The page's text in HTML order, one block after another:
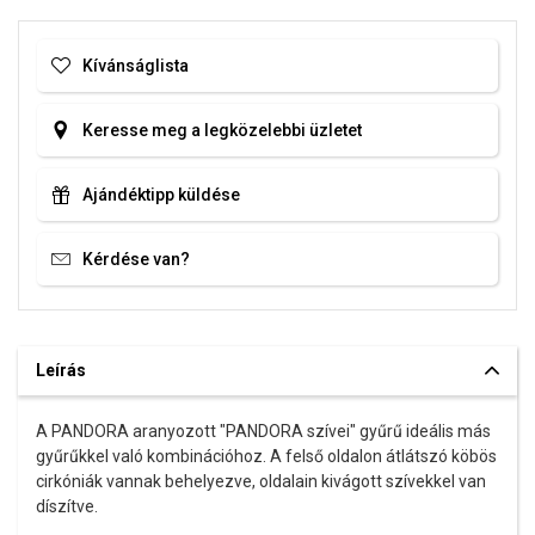
Kívánságlista
Keresse meg a legközelebbi üzletet
Ajándéktipp küldése
Kérdése van?
Leírás
A PANDORA aranyozott "PANDORA szívei" gyűrű ideális más
gyűrűkkel való kombinációhoz. A felső oldalon átlátszó köbös
cirkóniák vannak behelyezve, oldalain kivágott szívekkel van
díszítve.